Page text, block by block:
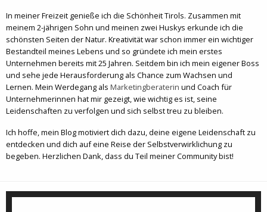
In meiner Freizeit genieße ich die Schönheit Tirols. Zusammen mit
meinem 2-jährigen Sohn und meinen zwei Huskys erkunde ich die
schönsten Seiten der Natur. Kreativität war schon immer ein wichtiger
Bestandteil meines Lebens und so gründete ich mein erstes
Unternehmen bereits mit 25 Jahren. Seitdem bin ich mein eigener Boss
und sehe jede Herausforderung als Chance zum Wachsen und
Lernen. Mein Werdegang als Marketingberaterin und Coach für
Unternehmerinnen hat mir gezeigt, wie wichtig es ist, seine
Leidenschaften zu verfolgen und sich selbst treu zu bleiben.
Ich hoffe, mein Blog motiviert dich dazu, deine eigene Leidenschaft zu
entdecken und dich auf eine Reise der Selbstverwirklichung zu
begeben. Herzlichen Dank, dass du Teil meiner Community bist!